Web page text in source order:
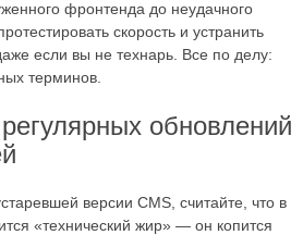
фронтенда до неудачного
скорость и устранить
если вы не технарь. Все по делу:
терминов.
обновлений
версии CMS, считайте, что в
«технический жир» — он копится